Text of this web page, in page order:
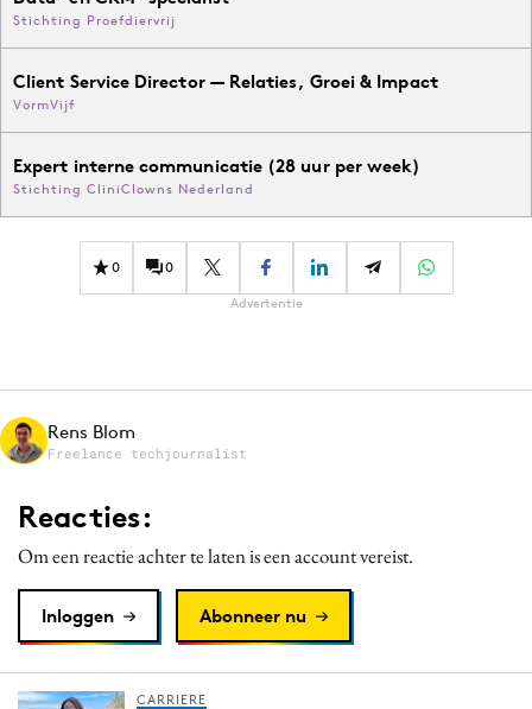
Stichting Proefdiervrij
Client Service Director — Relaties, Groei & Impact
VormVijf
Expert interne communicatie (28 uur per week)
Stichting CliniClowns Nederland
0 0
Advertentie
Rens Blom
Freelance techjournalist
Reacties:
Om een reactie achter te laten is een account vereist.
Inloggen Abonneer nu
CARRIERE